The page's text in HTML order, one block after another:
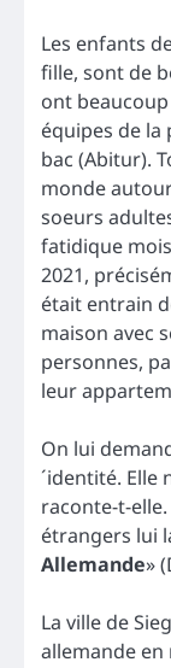
Les enfants
fille, sont de
ont
équipes de la
bac (Abitur).
monde
soeurs
fatidique
2021,
était entrain
maison avec
personnes,
leur
On lui
´identité. Elle
raconte-t-
étrangers lui
Allemande»
La ville de
allemande en